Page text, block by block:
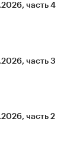
часть 4
часть 3
часть 2